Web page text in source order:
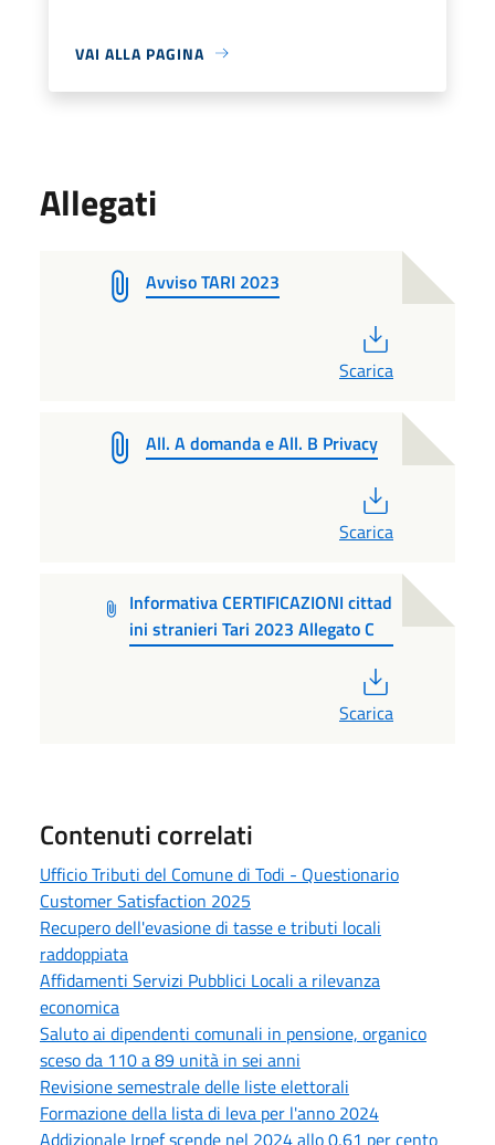
VAI ALLA PAGINA
Allegati
Avviso TARI 2023
Scarica
All. A domanda e All. B Privacy
Scarica
Informativa CERTIFICAZIONI cittad
ini stranieri Tari 2023 Allegato C
Scarica
Contenuti correlati
Ufficio Tributi del Comune di Todi - Questionario
Customer Satisfaction 2025
Recupero dell'evasione di tasse e tributi locali
raddoppiata
Affidamenti Servizi Pubblici Locali a rilevanza
economica
Saluto ai dipendenti comunali in pensione, organico
sceso da 110 a 89 unità in sei anni
Revisione semestrale delle liste elettorali
Formazione della lista di leva per l'anno 2024
Addizionale Irpef scende nel 2024 allo 0,61 per cento